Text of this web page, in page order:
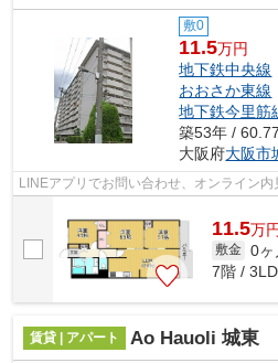
敷0
11.5万円
地下鉄中央線
おおさか東線
地下鉄今里筋
築53年 /
大阪府大阪市
LINEアプリでお問い合わせ、オンライン内
11.5万円
敷金 0ヶ
7階 /
賃貸 | アパート Ao Hauoli 城東